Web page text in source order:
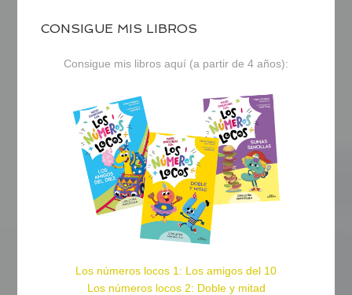
CONSIGUE MIS LIBROS
Consigue mis libros aquí (a partir de 4 años):
Los números locos 1: Los amigos del 10
Los números locos 2: Doble y mitad